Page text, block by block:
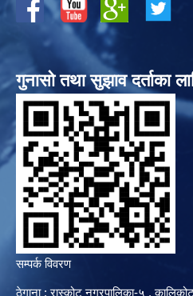
गुनासो तथा सुझाव दर्ताका
सम्पर्क विवरण
ठेगाना : रास्कोट नगरपालिका-५ ,